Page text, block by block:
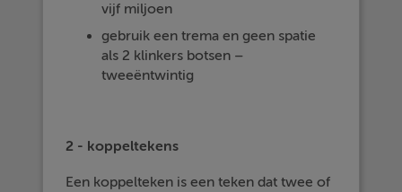
vijf miljoen
gebruik een trema en geen spatie
als 2 klinkers botsen –
tweeëntwintig
2 - koppeltekens
Een koppelteken is een teken dat twee of